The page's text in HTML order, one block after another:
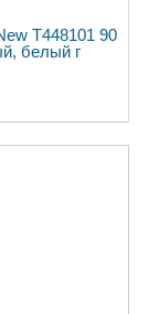
T448101 90
белый г